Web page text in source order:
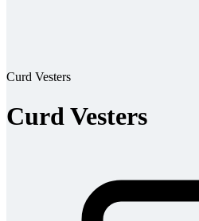
Curd Vesters
Curd Vesters